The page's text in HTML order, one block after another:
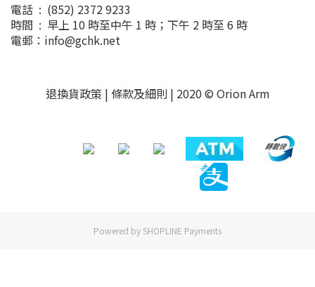
電話 : (852) 2372 9233
時間 : 早上 10 時至中午 1 時；下午 2 時至 6 時
電郵：info@gchk.net
退換貨政策 | 條款及細則 | 2020 © Orion Arm
Powered by SHOPLINE Payments